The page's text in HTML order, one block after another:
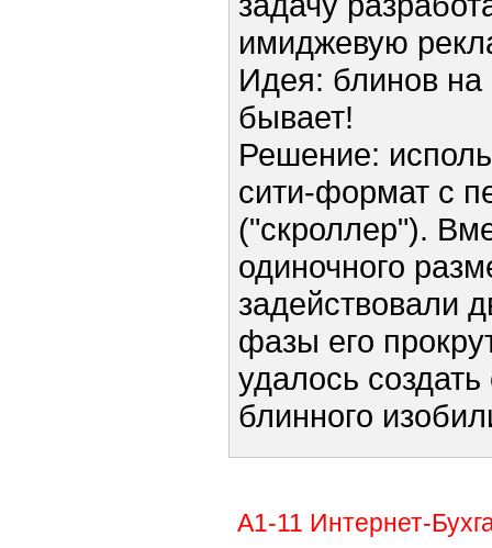
имиджевую
Идея: блинов
бывает!
Решение:
сити-формат с
("скроллер").
одиночного
задействовали
фазы его
удалось
блинного
А1-11 Интернет-